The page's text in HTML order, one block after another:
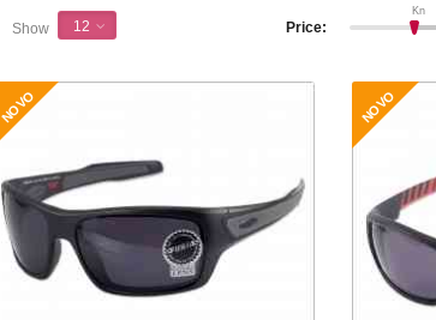
Show 12 Price:
Kn
NOVOFuria sportske sunčane naočale model
Muški model
Linija: Furia X-Sport
Okvir: Grilamid TR-90
Leće: Trivex Polarizirane
NOVOFuria